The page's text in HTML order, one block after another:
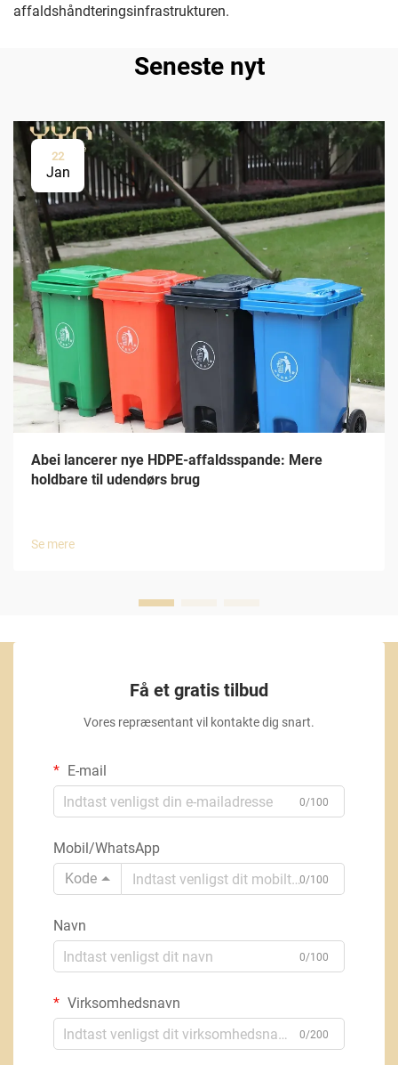
affaldshåndteringsinfrastrukturen.
Seneste nyt
22
Jan
Abei lancerer nye HDPE-affaldsspande: Mere
holdbare til udendørs brug
Se mere
Få et gratis tilbud
Vores repræsentant vil kontakte dig snart.
E-mail
0/100
Mobil/WhatsApp
Kode
0/100
Navn
0/100
Virksomhedsnavn
0/200